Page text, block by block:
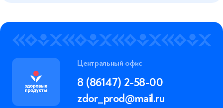
Центральный офис
8 (86147) 2-58-00
zdor_prod@mail.ru